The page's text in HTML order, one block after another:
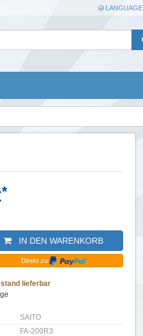
LANGUAGE
*
IN DEN WARENKORB
Direkt zu
lieferbar
SAITO
FA-200R3